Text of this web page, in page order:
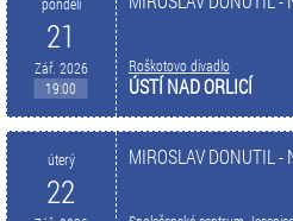
21
Zář. 2026
19:00
Roškotovo divadlo
ÚSTÍ NAD ORLICÍ
úterý
22
MIROSLAV DONUTIL -